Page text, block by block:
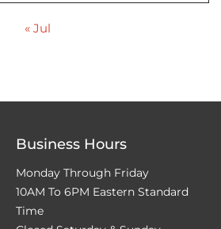
« Jul
Business Hours
Monday Through Friday
10AM To 6PM Eastern Standard
Time